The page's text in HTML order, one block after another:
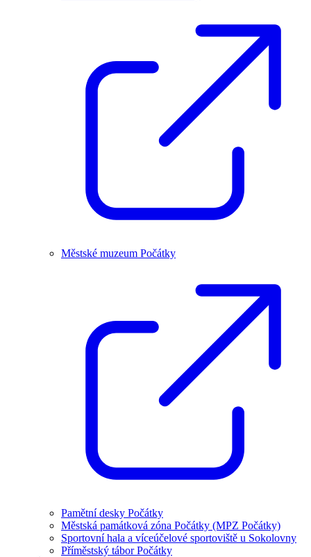
Městské muzeum Počátky
Pamětní desky Počátky
Městská památková zóna Počátky (MPZ Počátky)
Sportovní hala a víceúčelové sportoviště u Sokolovny
Příměstský tábor Počátky